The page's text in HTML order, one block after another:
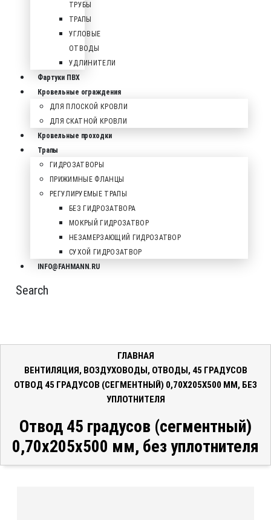
ТРУБЫ
ТРАПЫ
УГЛОВЫЕ
ОТВОДЫ
УДЛИНИТЕЛИ
Фартуки ПВХ
Кровельные ограждения
ДЛЯ ПЛОСКОЙ КРОВЛИ
ДЛЯ СКАТНОЙ КРОВЛИ
Кровельные проходки
Трапы
ГИДРОЗАТВОРЫ
ПРИЖИМНЫЕ ФЛАНЦЫ
РЕГУЛИРУЕМЫЕ ТРАПЫ
БЕЗ ГИДРОЗАТВОРА
МОКРЫЙ ГИДРОЗАТВОР
НЕЗАМЕРЗАЮЩИЙ ГИДРОЗАТВОР
СУХОЙ ГИДРОЗАТВОР
INFO@FAHMANN.RU
Search
ГЛАВНАЯ
ВЕНТИЛЯЦИЯ, ВОЗДУХОВОДЫ, ОТВОДЫ, 45 ГРАДУСОВ
ОТВОД 45 ГРАДУСОВ (СЕГМЕНТНЫЙ) 0,70X205X500 ММ, БЕЗ
УПЛОТНИТЕЛЯ
Отвод 45 градусов (сегментный)
0,70x205x500 мм, без уплотнителя